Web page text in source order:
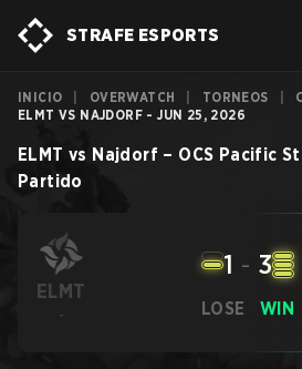
STRAFE ESPORTS
INICIO OVERWATCH TORNEOS
ELMT VS NAJDORF - JUN 25, 2026
ELMT vs Najdorf – OCS Pacific
Partido
ELMT
- LOSE
1 - 3
WIN